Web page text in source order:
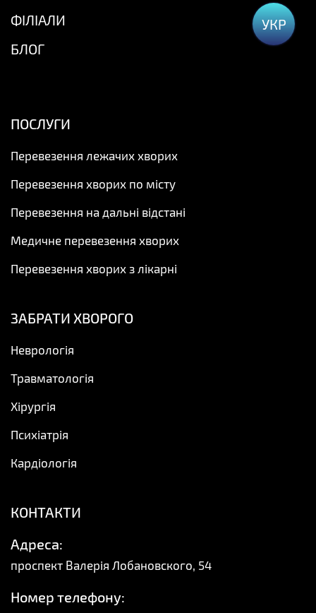
ФІЛІАЛИ
БЛОГ
УКР
ПОСЛУГИ
Перевезення лежачих хворих
Перевезення хворих по місту
Перевезення на дальні відстані
Медичне перевезення хворих
Перевезення хворих з лікарні
ЗАБРАТИ ХВОРОГО
Неврологія
Травматологія
Хірургія
Психіатрія
Кардіологія
КОНТАКТИ
Адреса:
проспект Валерія Лобановского, 54
Номер телефону: